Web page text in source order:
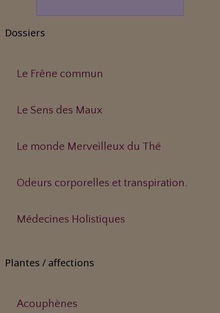
Dossiers
Le Frêne commun
Le Sens des Maux
Le monde Merveilleux du Thé
Odeurs corporelles et transpiration.
Médecines Holistiques
Plantes / affections
Acouphènes